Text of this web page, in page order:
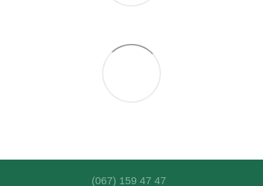
(067) 159 47 47